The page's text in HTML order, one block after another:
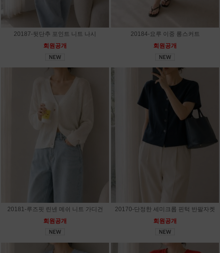
20187-뒷단추 포인트 니트 나시
회원공개
20184-요루 이중 롱스커트
회원공개
20181-루즈핏 린넨 메쉬 니트 가디건
회원공개
20170-단정한 세미크롭 핀턱 반팔자켓
회원공개